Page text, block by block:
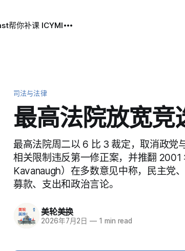
帮你补课 ICYMI
司法与法律
最高法院放宽竞
最高法院周二以 6 比 3 裁定，取消政党
相关限制违反第一修正案，并推翻
Kavanaugh）在多数意见中称，民主党
募款、支出和政治言论。
美轮美换
2026年7月2日 — 1 min read